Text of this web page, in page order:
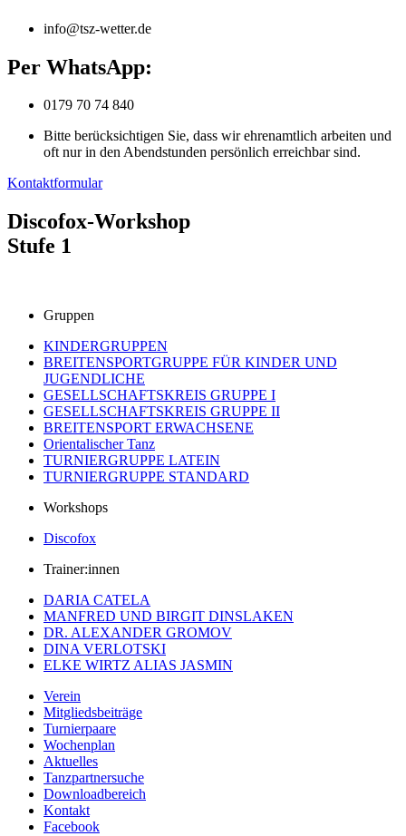
info@tsz-wetter.de
Per WhatsApp:
0179 70 74 840
Bitte berücksichtigen Sie, dass wir ehrenamtlich arbeiten und
oft nur in den Abendstunden persönlich erreichbar sind.
Kontaktformular
Discofox-Workshop
Stufe 1
Gruppen
KINDERGRUPPEN
BREITENSPORTGRUPPE FÜR KINDER UND
JUGENDLICHE
GESELLSCHAFTSKREIS GRUPPE I
GESELLSCHAFTSKREIS GRUPPE II
BREITENSPORT ERWACHSENE
Orientalischer Tanz
TURNIERGRUPPE LATEIN
TURNIERGRUPPE STANDARD
Workshops
Discofox
Trainer:innen
DARIA CATELA
MANFRED UND BIRGIT DINSLAKEN
DR. ALEXANDER GROMOV
DINA VERLOTSKI
ELKE WIRTZ ALIAS JASMIN
Verein
Mitgliedsbeiträge
Turnierpaare
Wochenplan
Aktuelles
Tanzpartnersuche
Downloadbereich
Kontakt
Facebook